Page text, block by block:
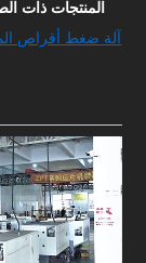
المنتجات ذات
آلة ضغط أقراص